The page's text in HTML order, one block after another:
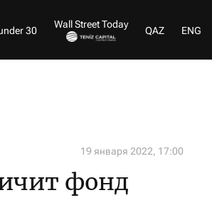
30
Wall Street Today
QAZ ENG
19 января 2022, 17:00
фонд